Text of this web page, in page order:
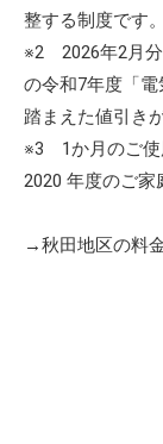
整する制度です。
※2 2026年2月分
の令和7年度「
踏まえた値引き
※3 1か月のご使
2020 年度のご家
→秋田地区の料